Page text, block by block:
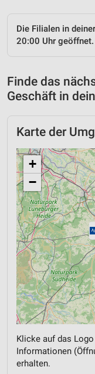
Die Filialen in
20:00 Uhr geöffnet.
Finde das
Geschäft in
Karte der
+
−
Klicke auf das
Informationen
erhalten.